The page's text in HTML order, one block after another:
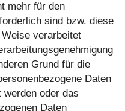
mehr für den
sind bzw. diese
verarbeitet
Grund für die
Daten
oder das
Daten